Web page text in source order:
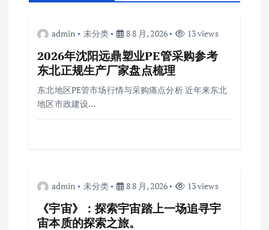
admin 未分类 8 8 月, 2026 13 views
2026年沈阳远鼎塑业PE管采购参考
东北正规生产厂家盘点梳理
东北地区PE管市场行情与采购痛点分析 近年来东北
地区市政建设…
admin 未分类 8 8 月, 2026 13 views
《宇宙》：探索宇宙踏上一场追寻宇
宙本质的探索之旅。